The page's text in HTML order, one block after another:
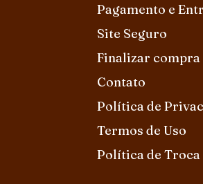
Pagamento e
Site Seguro
Finalizar compra
Contato
Política de
Termos de Uso
Política de Troca